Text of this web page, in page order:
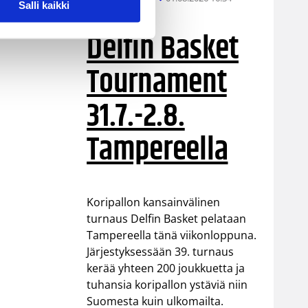
Salli kaikki
Delfin Basket
Tournament
31.7.-2.8.
Tampereella
Koripallon kansainvälinen
turnaus Delfin Basket pelataan
Tampereella tänä viikonloppuna.
Järjestyksessään 39. turnaus
kerää yhteen 200 joukkuetta ja
tuhansia koripallon ystäviä niin
Suomesta kuin ulkomailta.